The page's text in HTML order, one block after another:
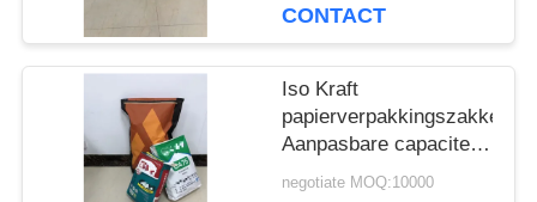
CONTACT
Iso Kraft
papierverpakkingszakken
Aanpasbare capaciteit
en dikte
negotiate MOQ:10000